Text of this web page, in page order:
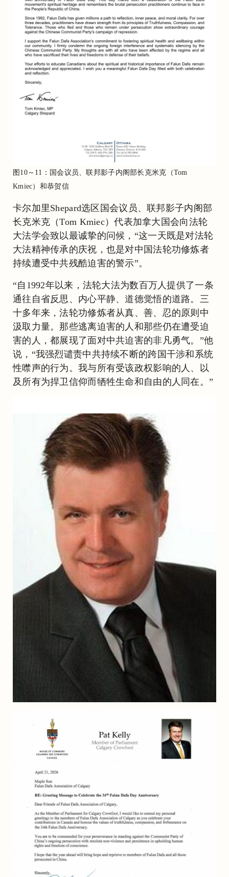
图10～11：国会议员、联邦影子内阁部长克米克（Tom
Kmiec）和恭贺信
卡尔加里Shepard选区国会议员、联邦影子内阁部
长克米克（Tom Kmiec）代表加拿大国会向法轮
大法学会致以最诚挚的问候，“这一天既是对法轮
大法精神传承的庆祝，也是对中国法轮功修炼者
持续遭受中共残酷迫害的警示”。
“自1992年以来，法轮大法为数百万人提供了一条
通往自省反思、内心平静、道德觉悟的道路。三
十多年来，法轮功修炼者从真、善、忍的原则中
汲取力量。那些逃离迫害的人和那些仍在遭受迫
害的人，都展现了面对中共迫害的非凡勇气。”他
说，“我强烈谴责中共持续不断的跨国干涉和系统
性噤声的行为。我与所有受该政权影响的人、以
及所有为捍卫信仰而牺牲生命和自由的人同在。”